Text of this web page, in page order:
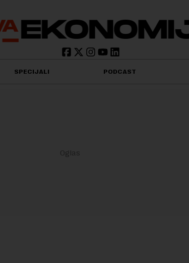
SPECIJALI PODCAST